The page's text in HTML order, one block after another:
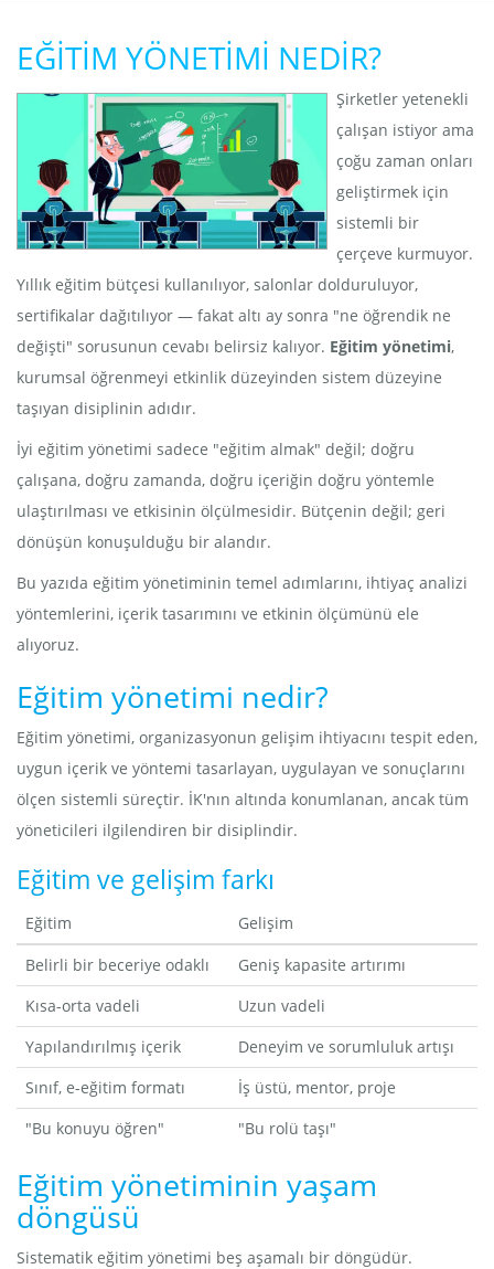
EĞİTİM YÖNETİMİ NEDİR?
Şirketler yetenekli
çalışan istiyor ama
çoğu zaman onları
geliştirmek için
sistemli bir
çerçeve kurmuyor.
Yıllık eğitim bütçesi kullanılıyor, salonlar dolduruluyor,
sertifikalar dağıtılıyor — fakat altı ay sonra "ne öğrendik ne
değişti" sorusunun cevabı belirsiz kalıyor. Eğitim yönetimi,
kurumsal öğrenmeyi etkinlik düzeyinden sistem düzeyine
taşıyan disiplinin adıdır.
İyi eğitim yönetimi sadece "eğitim almak" değil; doğru
çalışana, doğru zamanda, doğru içeriğin doğru yöntemle
ulaştırılması ve etkisinin ölçülmesidir. Bütçenin değil; geri
dönüşün konuşulduğu bir alandır.
Bu yazıda eğitim yönetiminin temel adımlarını, ihtiyaç analizi
yöntemlerini, içerik tasarımını ve etkinin ölçümünü ele
alıyoruz.
Eğitim yönetimi nedir?
Eğitim yönetimi, organizasyonun gelişim ihtiyacını tespit eden,
uygun içerik ve yöntemi tasarlayan, uygulayan ve sonuçlarını
ölçen sistemli süreçtir. İK'nın altında konumlanan, ancak tüm
yöneticileri ilgilendiren bir disiplindir.
Eğitim ve gelişim farkı
Eğitim
Gelişim
Belirli bir beceriye odaklı
Geniş kapasite artırımı
Kısa-orta vadeli
Uzun vadeli
Yapılandırılmış içerik
Deneyim ve sorumluluk artışı
Sınıf, e-eğitim formatı
İş üstü, mentor, proje
"Bu konuyu öğren"
"Bu rolü taşı"
Eğitim yönetiminin yaşam
döngüsü
Sistematik eğitim yönetimi beş aşamalı bir döngüdür.